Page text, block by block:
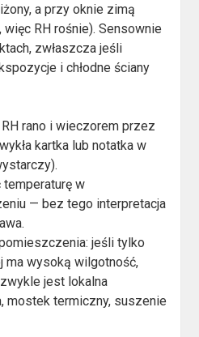
a przy oknie zimą
więc RH rośnie). Sensownie
zwłaszcza jeśli
i chłodne ściany
rano i wieczorem przez
kartka lub notatka w
temperaturę w
— bez tego interpretacja
jeśli tylko
ma wysoką wilgotność,
jest lokalna
mostek termiczny, suszenie